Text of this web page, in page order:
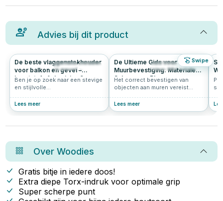
Advies bij dit product
Swipe
455 4.9
De beste vlaggenstokhouder
voor balkon en gevel –
kunststof of aluminium?
Ben je op zoek naar een stevige
en stijlvolle
Schroef-it bieden we
hoogwaardige houders aan die
toepassingen. Of je nu een
balkon zoekt of een model voor
aan de gevel, wij hebben de
oplossing die je nodig hebt. In
dit artikel lees je alles over onze
vlaggenstokhouders en hoe je
de beste keuze maakt.
Lees meer
1374 3.0
De Ultieme Gids voor
Muurbevestiging: Materialen,
Schroeven, Pluggen,
Draagkracht en
Het correct bevestigen van
objecten aan muren vereist
tools. Ontdek in deze
uitgebreide gids hoe je
ideale schroeven kiest, welke
gebruikt wordt, wat de
voor een veilige en duurzame
muurbevestiging. Leer stap voor
stap hoe je jouw project tot een
succes maakt en gebruik onze
conversietabel om altijd de
Lees meer
OverWoodies
Gratis bitje in iedere doos!
Extra diepe Torx-indruk voor optimale grip
Super scherpe punt